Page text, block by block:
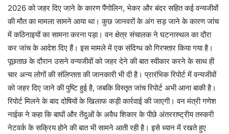
2026 को जहर दिए जाने के कारण पैंगोलिन, भेकर और बंदर सहित कई वन्यजीवों
की मौत का मामला सामने आया था। कुछ जानवरों के अंग सड़ जाने के कारण जांच
में कठिनाइयों का सामना करना पड़ा। वन क्षेत्र संचालक ने घटनास्थल का दौरा
कर जांच के आदेश दिए हैं। इस मामले में एक संदिग्ध को गिरफ्तार किया गया है।
पूछताछ के दौरान उसने वन्यजीवों को जहर देने की बात स्वीकार करने के साथ ही
चार अन्य लोगों की संलिप्तता की जानकारी भी दी है। प्रारंभिक रिपोर्ट में वन्यजीवों
को जहर दिए जाने की पुष्टि हुई है, जबकि विस्तृत जांच रिपोर्ट अभी आना बाकी है।
रिपोर्ट मिलने के बाद दोषियों के खिलाफ कड़ी कार्रवाई की जाएगी। वन मंत्री गणेश
नाईक ने कहा कि बाघों और तेंदुओं के अवैध शिकार के पीछे अंतरराष्ट्रीय तस्करी
नेटवर्क के सक्रिय होने की बात भी सामने आती रही है। इसे ध्यान में रखते हुए